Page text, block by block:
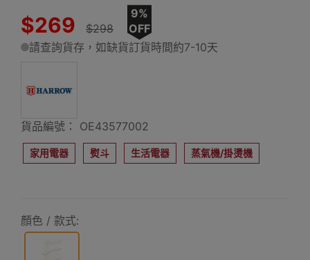
$269 $298
9%
OFF
請查詢貨存，如缺貨訂貨時間約7-10天
貨品編號： OE43577002
家用電器 熨斗 生活電器 蒸氣機/掛燙機
顏色 / 款式: